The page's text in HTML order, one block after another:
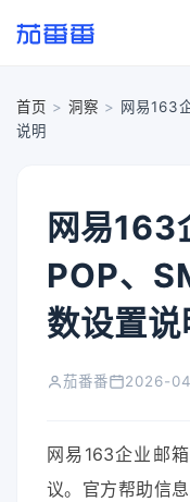
首页 > 洞察 > 网易163
说明
网易163
POP、
数设置说
茄番番 2026-
网易163企业邮
议。官方帮助信